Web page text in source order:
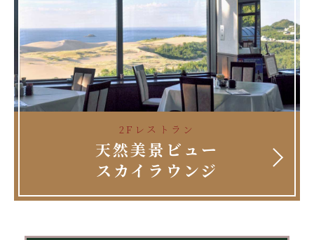
2Fレストラン
天然美景ビュー
スカイラウンジ